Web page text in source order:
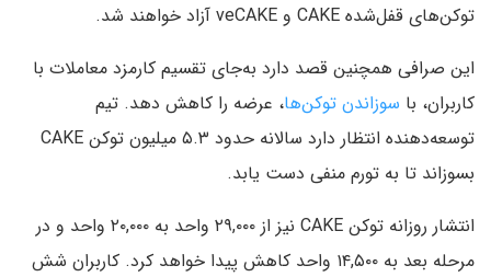
توکن‌های قفل‌شده CAKE و veCAKE آزاد خواهند شد.
این صرافی همچنین قصد دارد به‌جای تقسیم کارمزد معاملات با
کاربران، با سوزاندن توکن‌ها، عرضه را کاهش دهد. تیم
توسعه‌دهنده انتظار دارد سالانه حدود ۵.۳ میلیون توکن CAKE
بسوزاند تا به تورم منفی دست یابد.
انتشار روزانه توکن CAKE نیز از ۲۹,۰۰۰ واحد به ۲۰,۰۰۰ واحد و در
مرحله بعد به ۱۴,۵۰۰ واحد کاهش پیدا خواهد کرد. کاربران شش